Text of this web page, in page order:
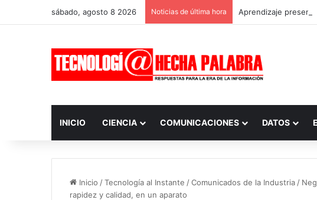
sábado, agosto 8 2026 Noticias de última hora Aprendizaje
INICIO CIENCIA COMUNICACIONES DATOS
Inicio /Tecnología al Instante /Comunicados de la Industria /
rapidez y calidad, en un aparato